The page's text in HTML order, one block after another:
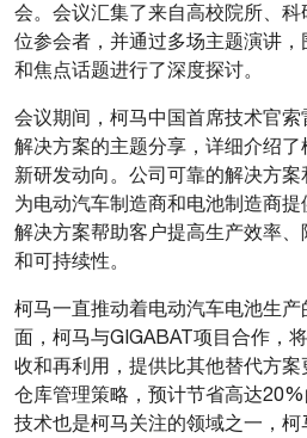
会。会议汇集了来自高校院所、
位参会者，并通过多场主题演讲
和焦点话题进行了深度探讨。
会议期间，柯马中国首席技术官
解决方案的主题分享，详细介绍
新研发动向。公司可靠的解决方
为电动汽车制造商和电池制造商
解决方案帮助客户提高生产效率
和可持续性。
柯马一直推动着电动汽车电池生
面，柯马与GIGABAT项目合作，
收和再利用，提供比其他替代方
仓库管理策略，预计节省高达
技术也是柯马关注的领域之一，